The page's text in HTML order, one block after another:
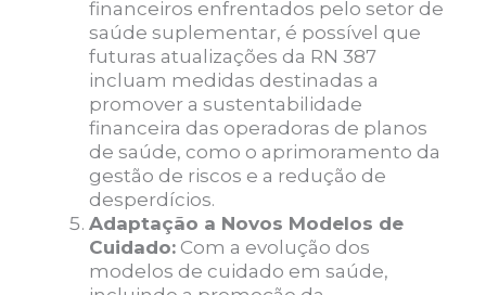
financeiros enfrentados pelo setor de
saúde suplementar, é possível que
futuras atualizações da RN 387
incluam medidas destinadas a
promover a sustentabilidade
financeira das operadoras de planos
de saúde, como o aprimoramento da
gestão de riscos e a redução de
desperdícios.
Adaptação a Novos Modelos de
Cuidado: Com a evolução dos
modelos de cuidado em saúde,